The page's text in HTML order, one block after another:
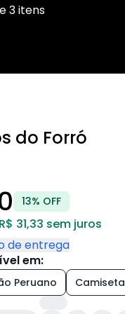
3 itens
E GAFIEIRA
& ABRAÇO
do Forró
13% OFF
31,33 sem juros
de entrega
em:
Peruano Camiseta